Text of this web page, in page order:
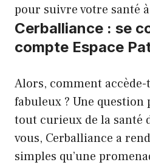
pour suivre votre santé
Cerballiance : se
compte Espace
Alors, comment accède-
fabuleux ? Une
tout curieux de la santé
vous, Cerballiance a
simples qu’une